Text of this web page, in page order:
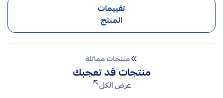
تقييمات
المنتج
منتجات مماثلة
منتجات قد تعجبك
عرض الكل